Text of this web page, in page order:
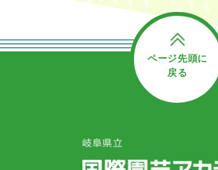
ページ先頭に
戻る